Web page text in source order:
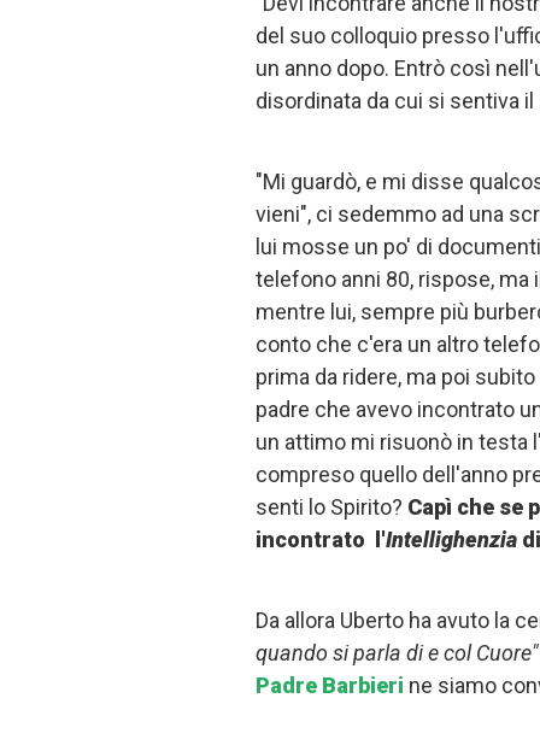
del suo colloquio presso
un anno dopo. Entrò così
disordinata da cui si sentiva
"Mi guardò, e mi disse
vieni", ci sedemmo ad una
lui mosse un po' di
telefono anni 80, rispose,
mentre lui, sempre più
conto che c'era un altro
prima da ridere, ma poi
padre che avevo incontrato
un attimo mi risuonò in testa
compreso quello dell'anno
senti lo Spirito? Capì che se
incontrato l'Intellighenziadi
Da allora Uberto ha avuto la
quando si parla di e col Cuore"
Padre Barbieri ne siamo